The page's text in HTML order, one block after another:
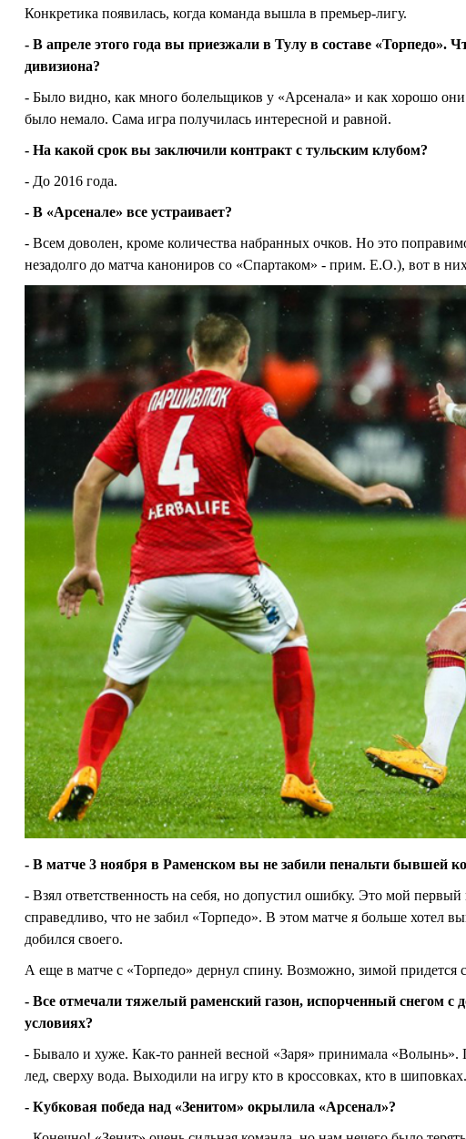
Конкретика появилась, когда команда вышла в премьер-лигу.
- В апреле этого года вы приезжали в Тулу в составе «Торпедо».
дивизиона?
- Было видно, как много болельщиков у «Арсенала» и как хорошо
было немало. Сама игра получилась интересной и равной.
- На какой срок вы заключили контракт с тульским клубом?
- До 2016 года.
- В «Арсенале» все устраивает?
- Всем доволен, кроме количества набранных очков. Но это
незадолго до матча канониров со «Спартаком» - прим. Е.О.), вот в
- В матче 3 ноября в Раменском вы не забили пенальти бывшей
- Взял ответственность на себя, но допустил ошибку. Это мой
справедливо, что не забил «Торпедо». В этом матче я больше хотел
добился своего.
А еще в матче с «Торпедо» дернул спину. Возможно, зимой придется
- Все отмечали тяжелый раменский газон, испорченный снегом с
условиях?
- Бывало и хуже. Как-то ранней весной «Заря» принимала «Волынь».
лед, сверху вода. Выходили на игру кто в кроссовках, кто в шиповках.
- Кубковая победа над «Зенитом» окрылила «Арсенал»?